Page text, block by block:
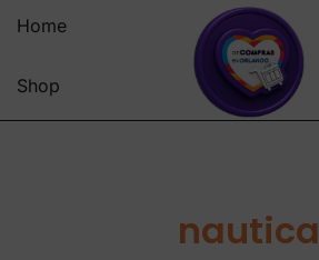
Home
Shop
nautica